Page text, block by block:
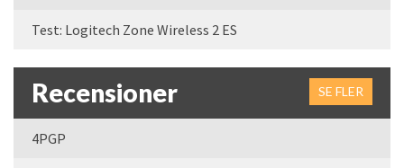
Test: Logitech Zone Wireless 2 ES
Recensioner SE FLER
4PGP